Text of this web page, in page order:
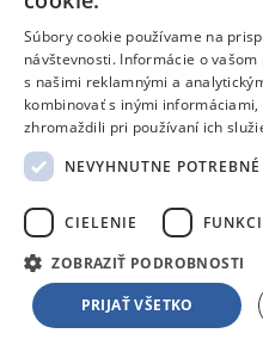
0)
ORYX
0)
Party
0)
Polaris
)
ProLite
0)
SoundLink®
0)
ThinkCentre
Súbory cookie používame na
návštevnosti. Informácie o
s našimi reklamnými a
kombinovať s inými
zhromaždili pri používaní ich
NEVYHNUTNE POTREBNÉ
CIELENIE
ZOBRAZIŤ PODROBNOSTI
PRIJAŤ VŠETKO